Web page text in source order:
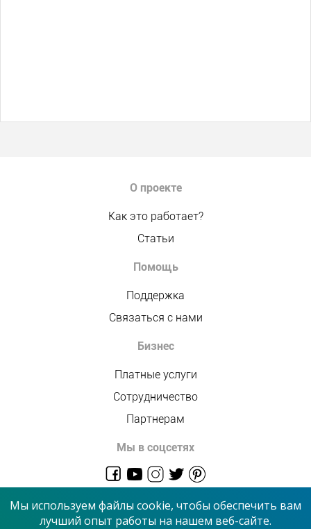
О проекте
Как это работает?
Статьи
Помощь
Поддержка
Связаться с нами
Бизнес
Платные услуги
Сотрудничество
Партнерам
Мы в соцсетях
Мы используем файлы cookie, чтобы обеспечить вам
лучший опыт работы на нашем веб-сайте.